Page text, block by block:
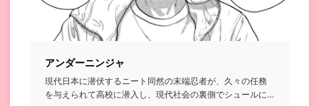
アンダーニンジャ
現代日本に潜伏するニート同然の末端忍者が、久々の任務
を与えられて高校に潜入し、現代社会の裏側でシュールに